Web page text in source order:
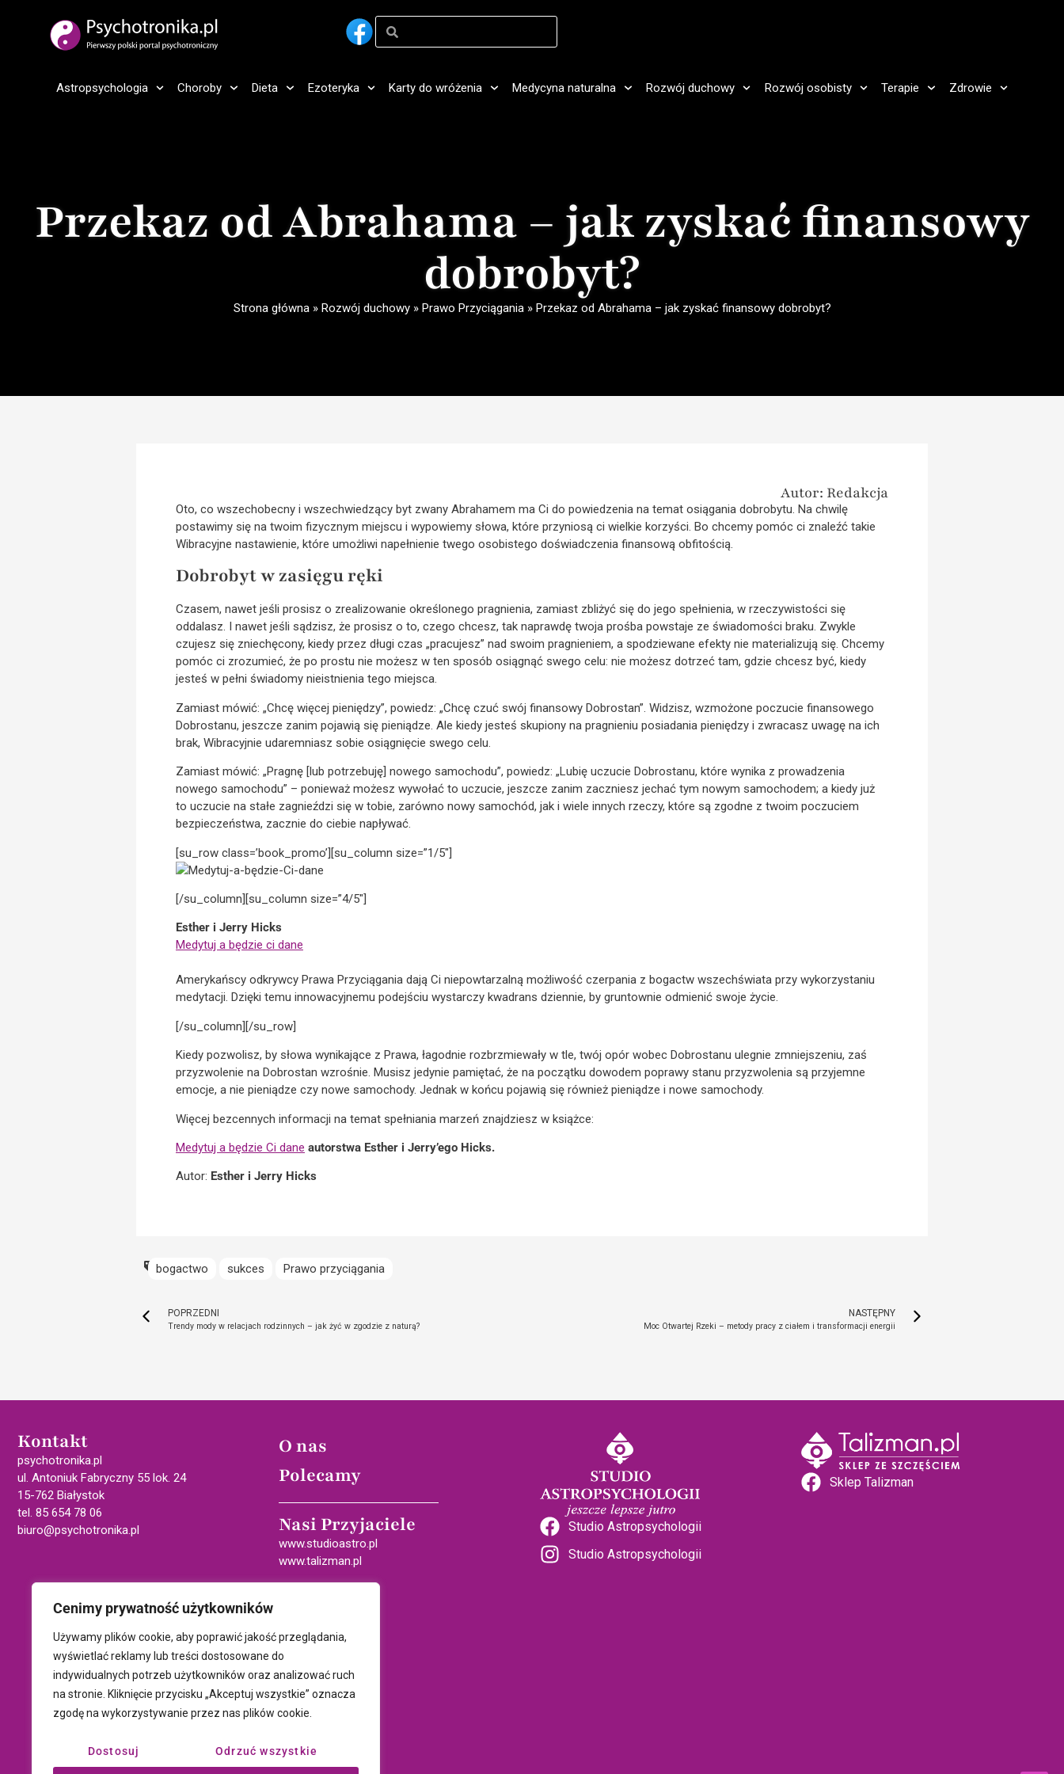
Cenimy prywatność użytkowników
Używamy plików cookie, aby poprawić jakość przeglądania,
wyświetlać reklamy lub treści dostosowane do
indywidualnych potrzeb użytkowników oraz analizować ruch
na stronie. Kliknięcie przycisku „Akceptuj wszystkie” oznacza
zgodę na wykorzystywanie przez nas plików cookie.
Dostosuj Odrzuć wszystkie
Astropsychologia Choroby Dieta Ezoteryka Karty do wróżenia Medycyna naturalna Rozwój duchowy Rozwój osobisty Terapie Zdrowie
Przekaz od Abrahama – jak zyskać finansowy
dobrobyt?
Strona główna» Rozwój duchowy» Prawo Przyciągania» Przekaz od Abrahama – jak zyskać finansowy dobrobyt?
Autor: Redakcja
Oto, co wszechobecny i wszechwiedzący byt zwany Abrahamem ma Ci do powiedzenia na temat osiągania dobrobytu. Na chwilę
postawimy się na twoim fizycznym miejscu i wypowiemy słowa, które przyniosą ci wielkie korzyści. Bo chcemy pomóc ci znaleźć takie
Wibracyjne nastawienie, które umożliwi napełnienie twego osobistego doświadczenia finansową obfitością.
Dobrobyt w zasięgu ręki
Czasem, nawet jeśli prosisz o zrealizowanie określonego pragnienia, zamiast zbliżyć się do jego spełnienia, w rzeczywistości się
oddalasz. I nawet jeśli sądzisz, że prosisz o to, czego chcesz, tak naprawdę twoja prośba powstaje ze świadomości braku. Zwykle
czujesz się zniechęcony, kiedy przez długi czas „pracujesz” nad swoim pragnieniem, a spodziewane efekty nie materializują się. Chcemy
pomóc ci zrozumieć, że po prostu nie możesz w ten sposób osiągnąć swego celu: nie możesz dotrzeć tam, gdzie chcesz być, kiedy
jesteś w pełni świadomy nieistnienia tego miejsca.
Zamiast mówić: „Chcę więcej pieniędzy”, powiedz: „Chcę czuć swój finansowy Dobrostan”. Widzisz, wzmożone poczucie finansowego
Dobrostanu, jeszcze zanim pojawią się pieniądze. Ale kiedy jesteś skupiony na pragnieniu posiadania pieniędzy i zwracasz uwagę na ich
brak, Wibracyjnie udaremniasz sobie osiągnięcie swego celu.
Zamiast mówić: „Pragnę [lub potrzebuję] nowego samochodu”, powiedz: „Lubię uczucie Dobrostanu, które wynika z prowadzenia
nowego samochodu” – ponieważ możesz wywołać to uczucie, jeszcze zanim zaczniesz jechać tym nowym samochodem; a kiedy już
to uczucie na stałe zagnieździ się w tobie, zarówno nowy samochód, jak i wiele innych rzeczy, które są zgodne z twoim poczuciem
bezpieczeństwa, zacznie do ciebie napływać.
[su_row class=’book_promo’][su_column size=”1/5″]
[/su_column][su_column size=”4/5″]
Esther i Jerry Hicks
Medytuj a będzie ci dane
Amerykańscy odkrywcy Prawa Przyciągania dają Ci niepowtarzalną możliwość czerpania z bogactw wszechświata przy wykorzystaniu
medytacji. Dzięki temu innowacyjnemu podejściu wystarczy kwadrans dziennie, by gruntownie odmienić swoje życie.
[/su_column][/su_row]
Kiedy pozwolisz, by słowa wynikające z Prawa, łagodnie rozbrzmiewały w tle, twój opór wobec Dobrostanu ulegnie zmniejszeniu, zaś
przyzwolenie na Dobrostan wzrośnie. Musisz jedynie pamiętać, że na początku dowodem poprawy stanu przyzwolenia są przyjemne
emocje, a nie pieniądze czy nowe samochody. Jednak w końcu pojawią się również pieniądze i nowe samochody.
Więcej bezcennych informacji na temat spełniania marzeń znajdziesz w książce:
Medytuj a będzie Ci dane autorstwa Esther i Jerry’ego Hicks.
Autor: Esther i Jerry Hicks
bogactwo sukces Prawo przyciągania
POPRZEDNI
Trendy mody w relacjach rodzinnych – jak żyć w zgodzie z naturą?
NASTĘPNY
Moc Otwartej Rzeki – metody pracy z ciałem i transformacji energii
Kontakt
psychotronika.pl
ul. Antoniuk Fabryczny 55 lok. 24
15-762 Białystok
tel. 85 654 78 06
biuro@psychotronika.pl
O nas
Polecamy
Nasi Przyjaciele
www.studioastro.pl
www.talizman.pl
Studio Astropsychologii
Studio Astropsychologii
Sklep Talizman